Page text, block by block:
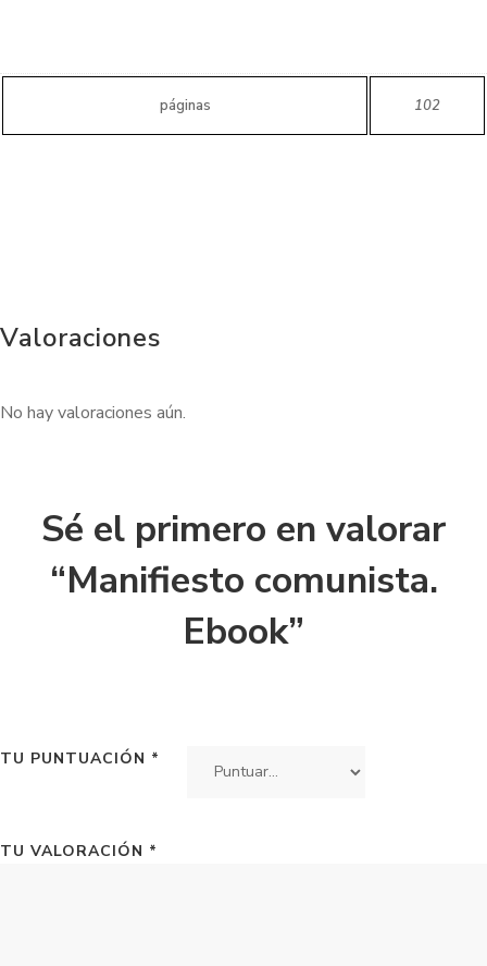
páginas 102
Valoraciones
No hay valoraciones aún.
Sé el primero en valorar
“Manifiesto comunista.
Ebook”
TU PUNTUACIÓN *
TU VALORACIÓN *